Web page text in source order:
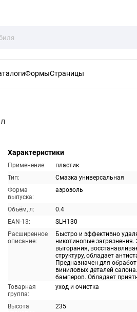
ФормыСтраницы
Характеристики
Применение:
пластик
Тип:
Смазка универсальная
Форма
выпуска:
аэрозоль
Объём, л:
0.4
EAN-13:
SLH130
Расширенное
описание:
Быстро и эффективно
никотиновые
выгорания,
структуру, обладает
Предназначен для
виниловых деталей
бамперов. Обладает
Товарная
группа:
уход и очистка
Высота
235